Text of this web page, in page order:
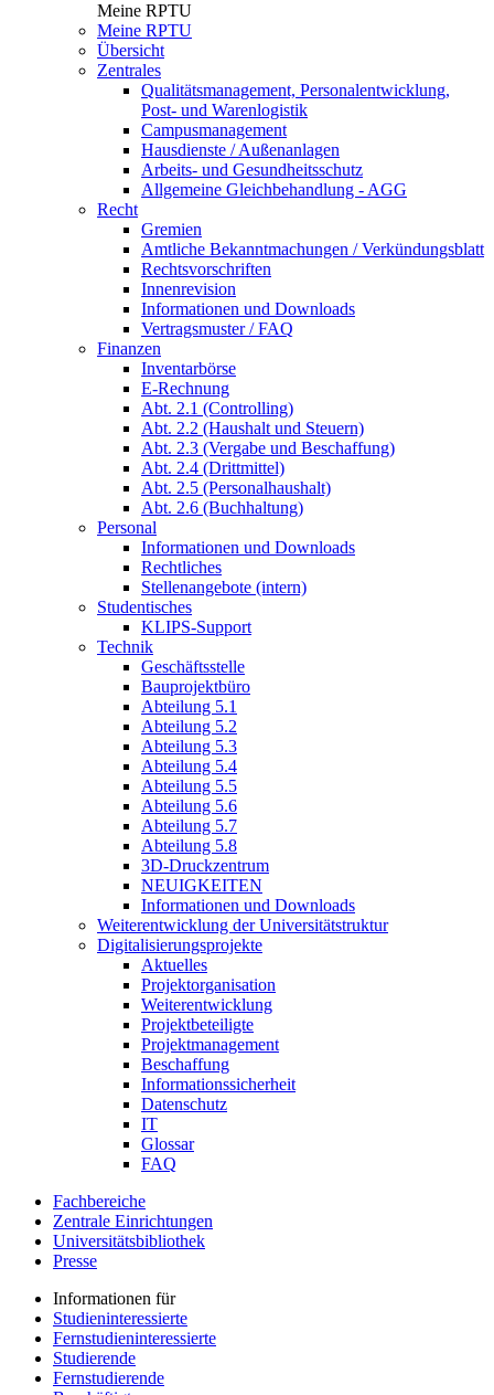
Meine RPTU
Meine RPTU
Übersicht
Zentrales
Qualitätsmanagement, Personalentwicklung,
Post- und Warenlogistik
Campusmanagement
Hausdienste / Außenanlagen
Arbeits- und Gesundheitsschutz
Allgemeine Gleichbehandlung - AGG
Recht
Gremien
Amtliche Bekanntmachungen / Verkündungsblatt
Rechtsvorschriften
Innenrevision
Informationen und Downloads
Vertragsmuster / FAQ
Finanzen
Inventarbörse
E-Rechnung
Abt. 2.1 (Controlling)
Abt. 2.2 (Haushalt und Steuern)
Abt. 2.3 (Vergabe und Beschaffung)
Abt. 2.4 (Drittmittel)
Abt. 2.5 (Personalhaushalt)
Abt. 2.6 (Buchhaltung)
Personal
Informationen und Downloads
Rechtliches
Stellenangebote (intern)
Studentisches
KLIPS-Support
Technik
Geschäftsstelle
Bauprojektbüro
Abteilung 5.1
Abteilung 5.2
Abteilung 5.3
Abteilung 5.4
Abteilung 5.5
Abteilung 5.6
Abteilung 5.7
Abteilung 5.8
3D-Druckzentrum
NEUIGKEITEN
Informationen und Downloads
Weiterentwicklung der Universitätstruktur
Digitalisierungsprojekte
Aktuelles
Projektorganisation
Weiterentwicklung
Projektbeteiligte
Projektmanagement
Beschaffung
Informationssicherheit
Datenschutz
IT
Glossar
FAQ
Fachbereiche
Zentrale Einrichtungen
Universitätsbibliothek
Presse
Informationen für
Studieninteressierte
Fernstudieninteressierte
Studierende
Fernstudierende